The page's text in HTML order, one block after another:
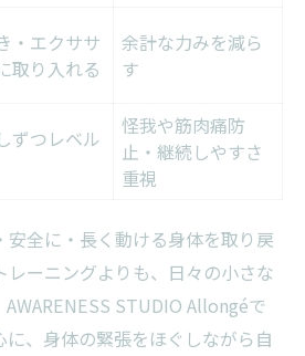
・エクササ
取り入れる
余計な力みを減ら
す
ずつレベル
怪我や筋肉痛防
止・継続しやすさ
重視
安全に・長く動ける身体を取り戻
レーニングよりも、日々の小さな
STUDIO Allongéで
に、身体の緊張をほぐしながら自